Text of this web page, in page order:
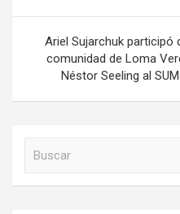
Ariel Sujarchuk participó
comunidad de Loma
Néstor Seeling al